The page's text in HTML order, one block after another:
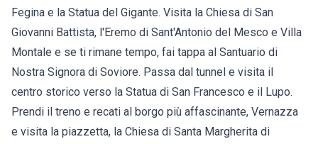
Fegina e la Statua del Gigante. Visita la Chiesa di San
Giovanni Battista, l'Eremo di Sant'Antonio del Mesco e Villa
Montale e se ti rimane tempo, fai tappa al Santuario di
Nostra Signora di Soviore. Passa dal tunnel e visita il
centro storico verso la Statua di San Francesco e il Lupo.
Prendi il treno e recati al borgo più affascinante, Vernazza
e visita la piazzetta, la Chiesa di Santa Margherita di